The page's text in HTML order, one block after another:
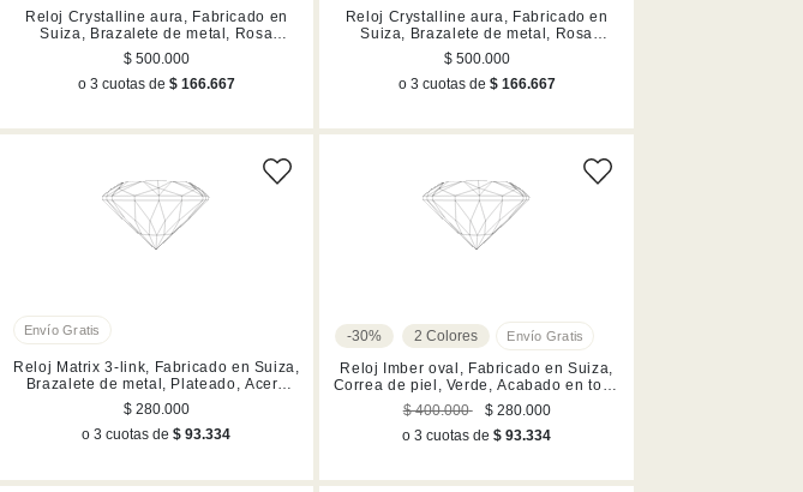
Mejor descuento
Reloj Crystalline aura, Fabricado en
Suiza, Brazalete de metal, Rosa
dorado, Mezcla de acabados
$ 500.000
o 3 cuotas de $ 166.667
Reloj Crystalline aura, Fabricado en
Suiza, Brazalete de metal, Rosa
dorado, Acabado en tono oro rosa
$ 500.000
o 3 cuotas de $ 166.667
Reloj Matrix 3-link, Fabricado en Suiza,
Brazalete de metal, Plateado, Acero
inoxidable
$ 280.000
o 3 cuotas de$ 93.334
-30%
2 Colores
Reloj Imber oval, Fabricado en Suiza,
Correa de piel, Verde, Acabado en tono
oro rosa
$ 400.000
$ 280.000
o 3 cuotas de$ 93.334